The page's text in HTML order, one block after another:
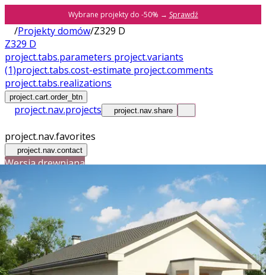
Wybrane projekty do -50% → Sprawdź
/Projekty domów/Z329 D
Z329 D
project.tabs.parameters project.variants
(1)project.tabs.cost-estimate project.comments
project.tabs.realizations
project.cart.order_btn
project.nav.projects project.nav.share
project.nav.favorites
project.nav.contact
Wersja drewniana